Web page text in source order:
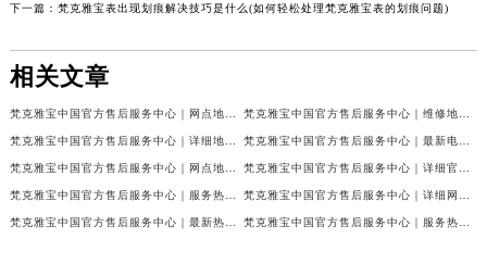
下一篇： 梵克雅宝表出现划痕解决技巧是什么(如何轻松处理梵克雅宝表的划痕问题)
相关文章